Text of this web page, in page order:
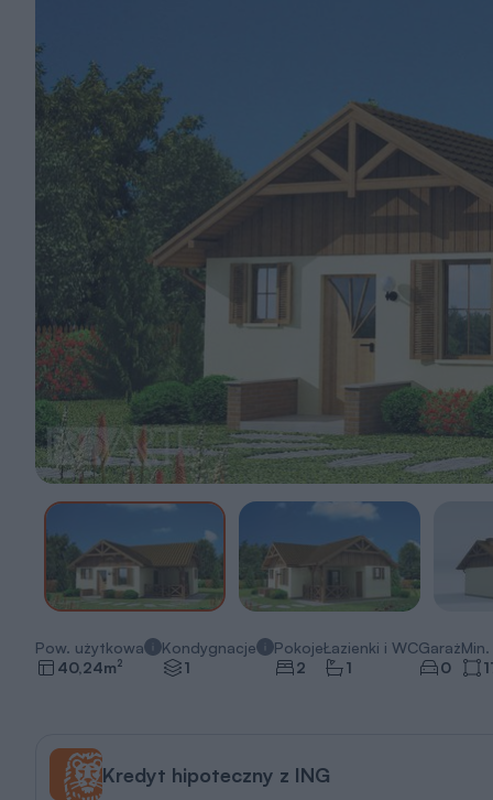
Pow. użytkowa
40,24m2
Kondygnacje
1
Pokoje
2
Łazienki i WC
1
Garaż
0
Min.
Kredyt hipoteczny z ING